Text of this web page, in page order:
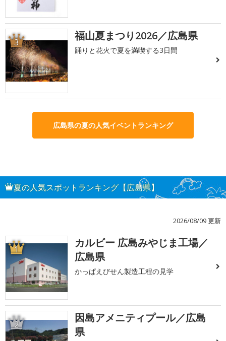
3 福山夏まつり2026／広島県
踊りと花火で夏を満喫する3日間
広島県の夏の人気イベントランキング
夏の人気スポットランキング【広島県】
2026/08/09 更新
1
カルビー 広島みやじま工場／
広島県
かっぱえびせん製造工程の見学
2
因島アメニティプール／広島
県